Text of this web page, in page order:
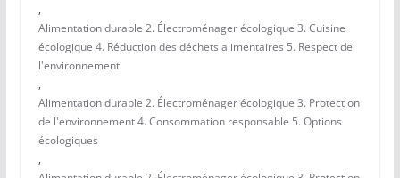
,
Alimentation durable 2. Électroménager écologique 3. Cuisine
écologique 4. Réduction des déchets alimentaires 5. Respect de
l'environnement
,
Alimentation durable 2. Électroménager écologique 3. Protection
de l'environnement 4. Consommation responsable 5. Options
écologiques
,